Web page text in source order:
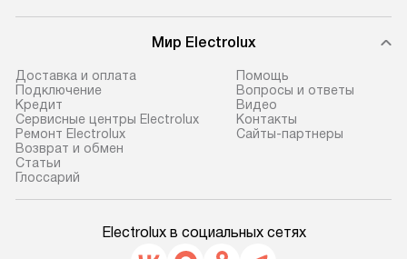
Мир Electrolux
Доставка и оплата
Подключение
Кредит
Сервисные центры Electrolux
Ремонт Electrolux
Возврат и обмен
Cтатьи
Глоссарий
Помощь
Вопросы и ответы
Видео
Контакты
Сайты-партнеры
Electrolux в социальных сетях